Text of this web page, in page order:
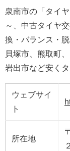
泉南市の「タイ
～、中古タイヤ
換・バランス・
貝塚市、熊取町
岩出市など安く
ウェブサイ
ト
所在地
２